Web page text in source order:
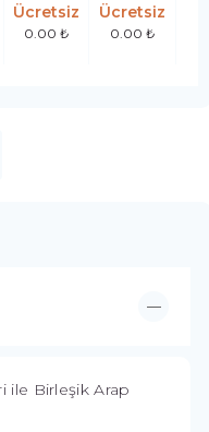
Ücretsiz
0.00 ₺
Ücretsiz
0.00 ₺
ile Birleşik Arap